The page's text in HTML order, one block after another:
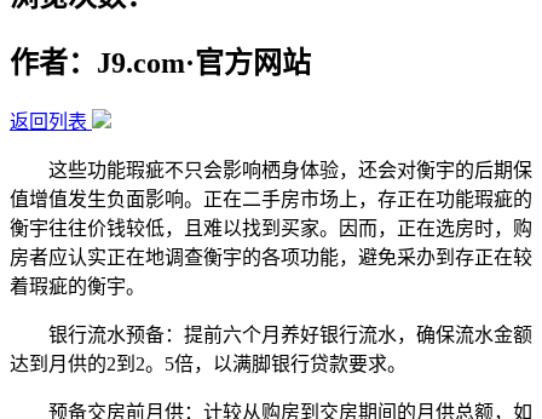
作者：J9.com·官方网站
返回列表
这些功能瑕疵不只会影响栖身体验，还会对衡宇的后期保
值增值发生负面影响。正在二手房市场上，存正在功能瑕疵的
衡宇往往价钱较低，且难以找到买家。因而，正在选房时，购
房者应认实正在地调查衡宇的各项功能，避免采办到存正在较
着瑕疵的衡宇。
银行流水预备：提前六个月养好银行流水，确保流水金额
达到月供的2到2。5倍，以满脚银行贷款要求。
预备交房前月供：计较从购房到交房期间的月供总额，如